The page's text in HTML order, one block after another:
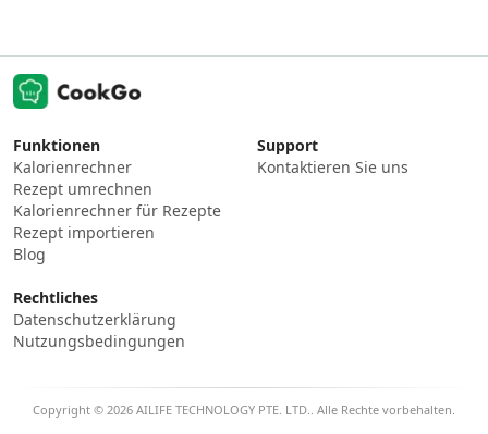
Funktionen
Kalorienrechner
Rezept umrechnen
Kalorienrechner für Rezepte
Rezept importieren
Blog
Support
Kontaktieren Sie uns
Rechtliches
Datenschutzerklärung
Nutzungsbedingungen
Copyright © 2026 AILIFE TECHNOLOGY PTE. LTD.. Alle Rechte vorbehalten.